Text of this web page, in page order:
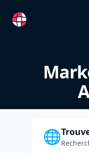
RemoteFR
🌐